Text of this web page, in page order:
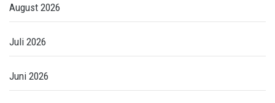
August 2026
Juli 2026
Juni 2026